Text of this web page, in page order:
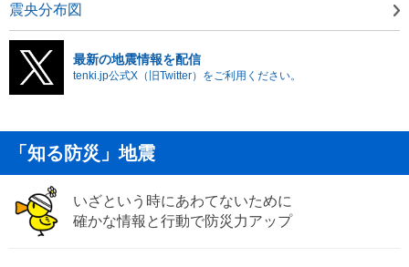
震央分布図
最新の地震情報を配信
tenki.jp公式X（旧Twitter）をご利用ください。
「知る防災」地震
いざという時にあわてないために
確かな情報と行動で防災力アップ